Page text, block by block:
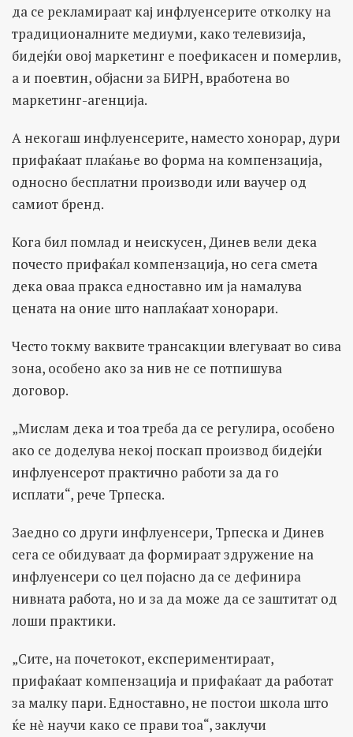
да се рекламираат кај инфлуенсерите отколку на
традиционалните медиуми, како телевизија,
бидејќи овој маркетинг е поефикасен и померлив,
а и поевтин, објасни за БИРН, вработена во
маркетинг-агенција.
А некогаш инфлуенсерите, наместо хонорар, дури
прифаќаат плаќање во форма на компензација,
односно бесплатни производи или ваучер од
самиот бренд.
Кога бил помлад и неискусен, Динев вели дека
почесто прифаќал компензација, но сега смета
дека оваа пракса едноставно им ја намалува
цената на оние што наплаќаат хонорари.
Често токму ваквите трансакции влегуваат во сива
зона, особено ако за нив не се потпишува
договор.
„Мислам дека и тоа треба да се регулира, особено
ако се доделува некој поскап производ бидејќи
инфлуенсерот практично работи за да го
исплати“, рече Трпеска.
Заедно со други инфлуенсери, Трпеска и Динев
сега се обидуваат да формираат здружение на
инфлуенсери со цел појасно да се дефинира
нивната работа, но и за да може да се заштитат од
лоши практики.
„Сите, на почетокот, експериментираат,
прифаќаат компензација и прифаќаат да работат
за малку пари. Едноставно, не постои школа што
ќе нѐ научи како се прави тоа“, заклучи